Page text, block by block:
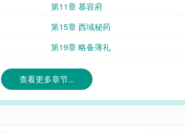
第11章 慕容府
第15章 西域秘药
第19章 略备薄礼
查看更多章节...